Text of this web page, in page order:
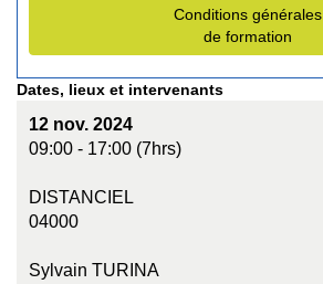
Conditions générales
de formation
Dates, lieux et intervenants
12 nov. 2024
09:00 - 17:00 (7hrs)
DISTANCIEL
04000
Sylvain TURINA